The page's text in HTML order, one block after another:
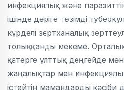
инфекциялық және
ішінде дәріге төзімді
күрделі зертханалық
толыққанды мекеме.
қатерге ұлттық деңгейде
жаңалықтар мен
істейтін мамандарды кәсіби